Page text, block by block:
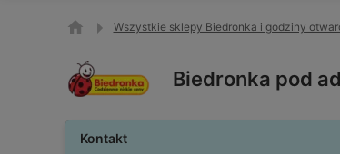
Wszystkie sklepy Biedronka i godziny
Biedronka pod
Kontakt